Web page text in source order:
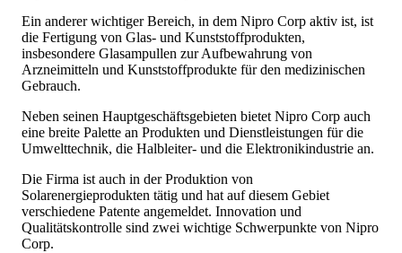
Ein anderer wichtiger Bereich, in dem Nipro Corp aktiv ist, ist
die Fertigung von Glas- und Kunststoffprodukten,
insbesondere Glasampullen zur Aufbewahrung von
Arzneimitteln und Kunststoffprodukte für den medizinischen
Gebrauch.
Neben seinen Hauptgeschäftsgebieten bietet Nipro Corp auch
eine breite Palette an Produkten und Dienstleistungen für die
Umwelttechnik, die Halbleiter- und die Elektronikindustrie an.
Die Firma ist auch in der Produktion von
Solarenergieprodukten tätig und hat auf diesem Gebiet
verschiedene Patente angemeldet. Innovation und
Qualitätskontrolle sind zwei wichtige Schwerpunkte von Nipro
Corp.